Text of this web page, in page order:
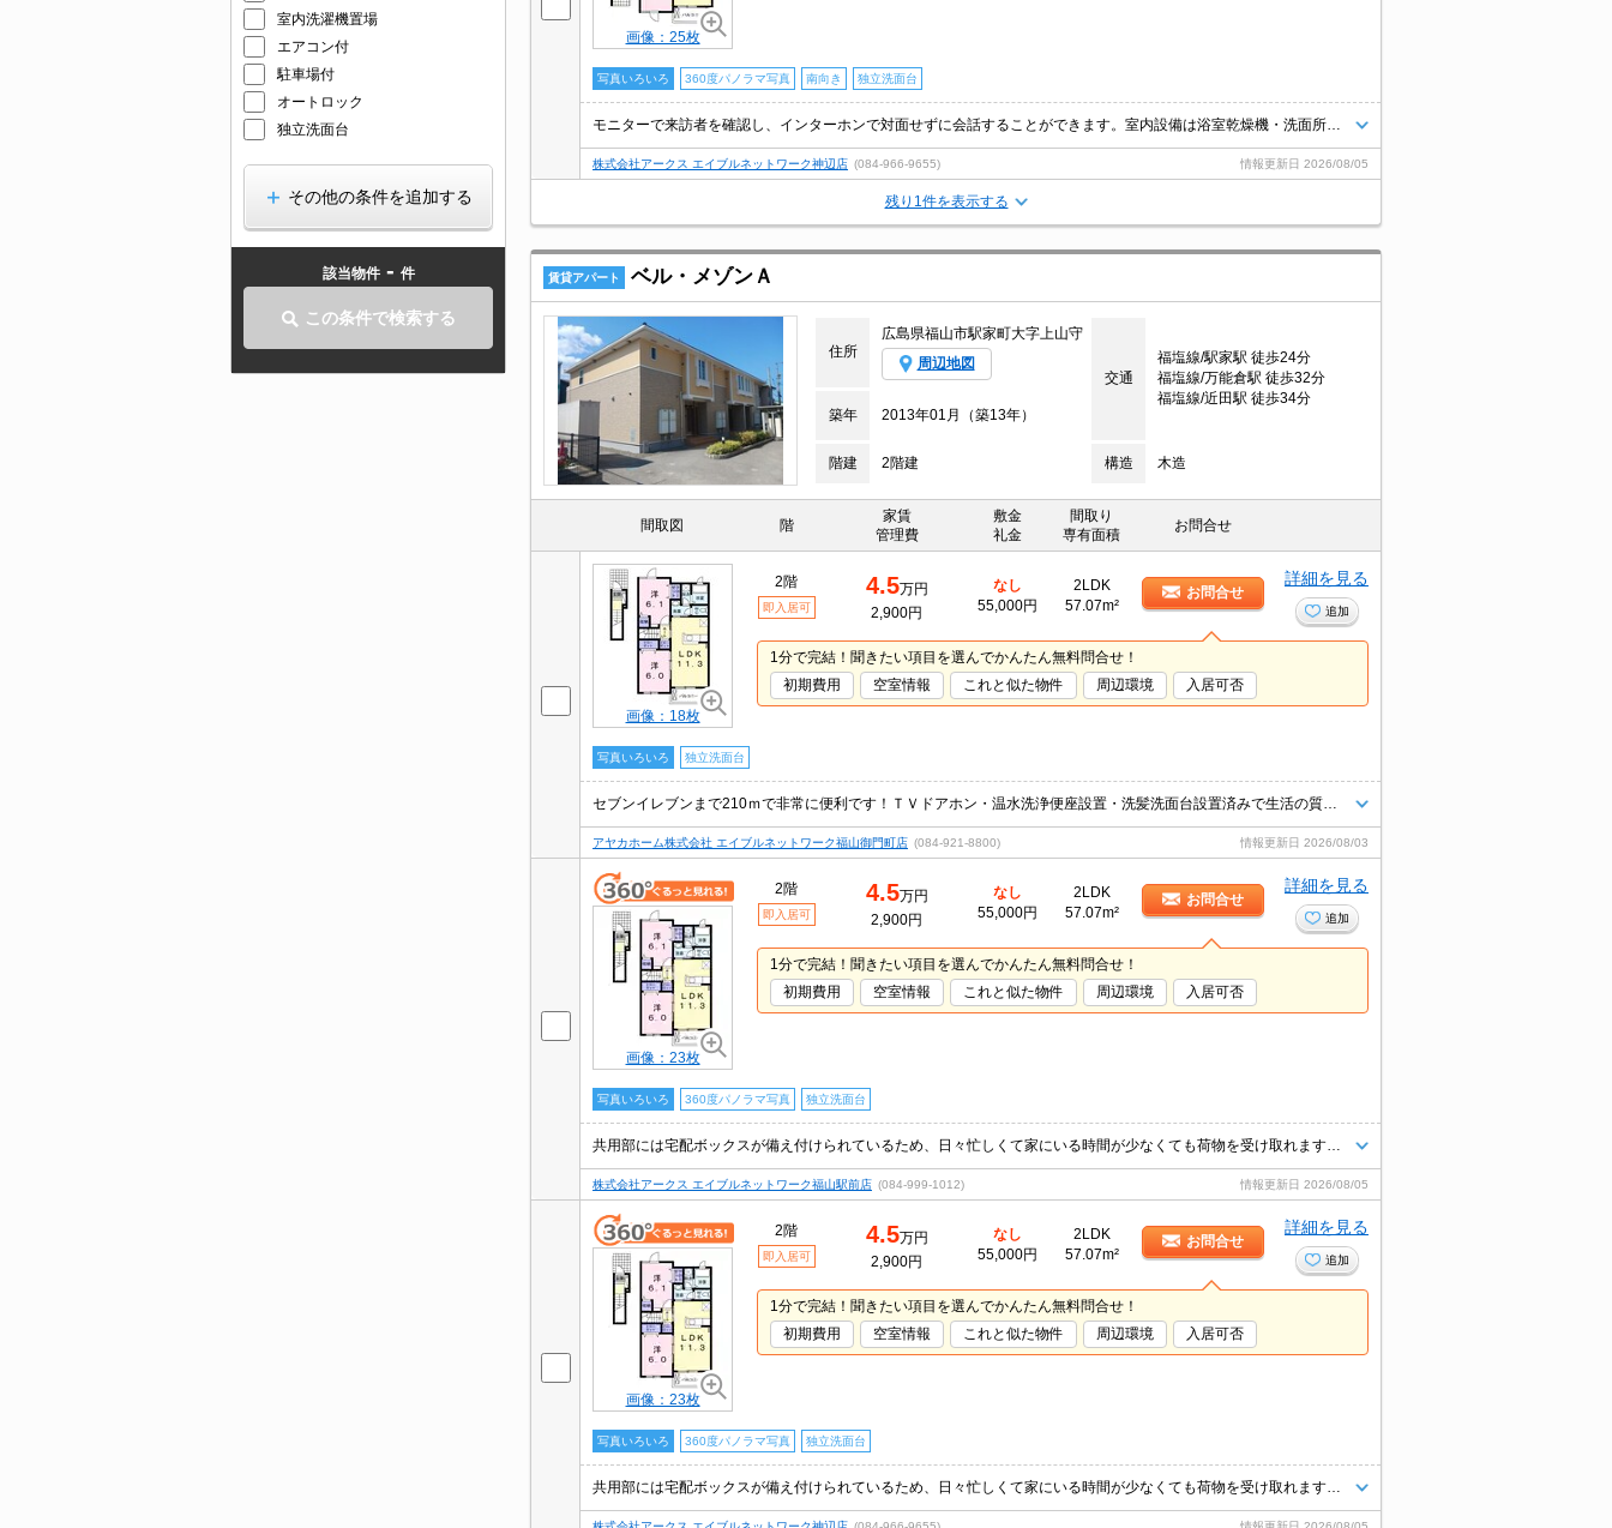
室内洗濯機置場
エアコン付
駐車場付
オートロック
独立洗面台
その他の条件を追加する
該当物件 - 件
この条件で検索する
画像：25枚
写真いろいろ 360度パノラマ写真 南向き 独立洗面台
株式会社アークス エイブルネットワーク神辺店 (084-966-9655) 情報更新日 2026/08/05
残り1件を表示する
賃貸アパート ベル・メゾンＡ
住所
広島県福山市駅家町大字上山守
周辺地図
交通
福塩線/駅家駅 徒歩24分
福塩線/万能倉駅 徒歩32分
福塩線/近田駅 徒歩34分
築年
2013年01月（築13年）
階建 2階建 構造 木造
間取図 階
家賃
管理費
敷金
礼金
間取り
専有面積
お問合せ
画像：18枚
2階
即入居可
4.5万円
2,900円
なし
55,000円
2LDK
57.07m²
お問合せ
詳細を見る
追加
1分で完結！聞きたい項目を選んでかんたん無料問合せ！
初期費用
空室情報 これと似た物件 周辺環境 入居可否
写真いろいろ 独立洗面台
アヤカホーム株式会社 エイブルネットワーク福山御門町店 (084-921-8800) 情報更新日 2026/08/03
画像：23枚
2階
即入居可
4.5万円
2,900円
なし
55,000円
2LDK
57.07m²
お問合せ
詳細を見る
追加
1分で完結！聞きたい項目を選んでかんたん無料問合せ！
初期費用
空室情報 これと似た物件 周辺環境 入居可否
写真いろいろ 360度パノラマ写真 独立洗面台
株式会社アークス エイブルネットワーク福山駅前店 (084-999-1012) 情報更新日 2026/08/05
画像：23枚
2階
即入居可
4.5万円
2,900円
なし
55,000円
2LDK
57.07m²
お問合せ
詳細を見る
追加
1分で完結！聞きたい項目を選んでかんたん無料問合せ！
初期費用
空室情報 これと似た物件 周辺環境 入居可否
写真いろいろ 360度パノラマ写真 独立洗面台